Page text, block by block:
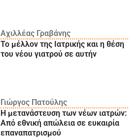
Αχιλλέας Γραβάνης
Το μέλλον της Ιατρικής και η θέση
του νέου γιατρού σε αυτήν
Γιώργος Πατούλης
Η μετανάστευση των νέων ιατρών:
Aπό εθνική απώλεια σε ευκαιρία
επαναπατρισμού